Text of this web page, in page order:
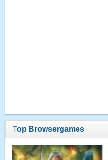
Top Browsergames